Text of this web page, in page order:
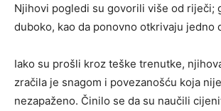
Njihovi pogledi su govorili više od riječi;
duboko, kao da ponovno otkrivaju jedno
Iako su prošli kroz teške trenutke,
zračila je snagom i povezanošću koja
nezapaženo. Činilo se da su naučili